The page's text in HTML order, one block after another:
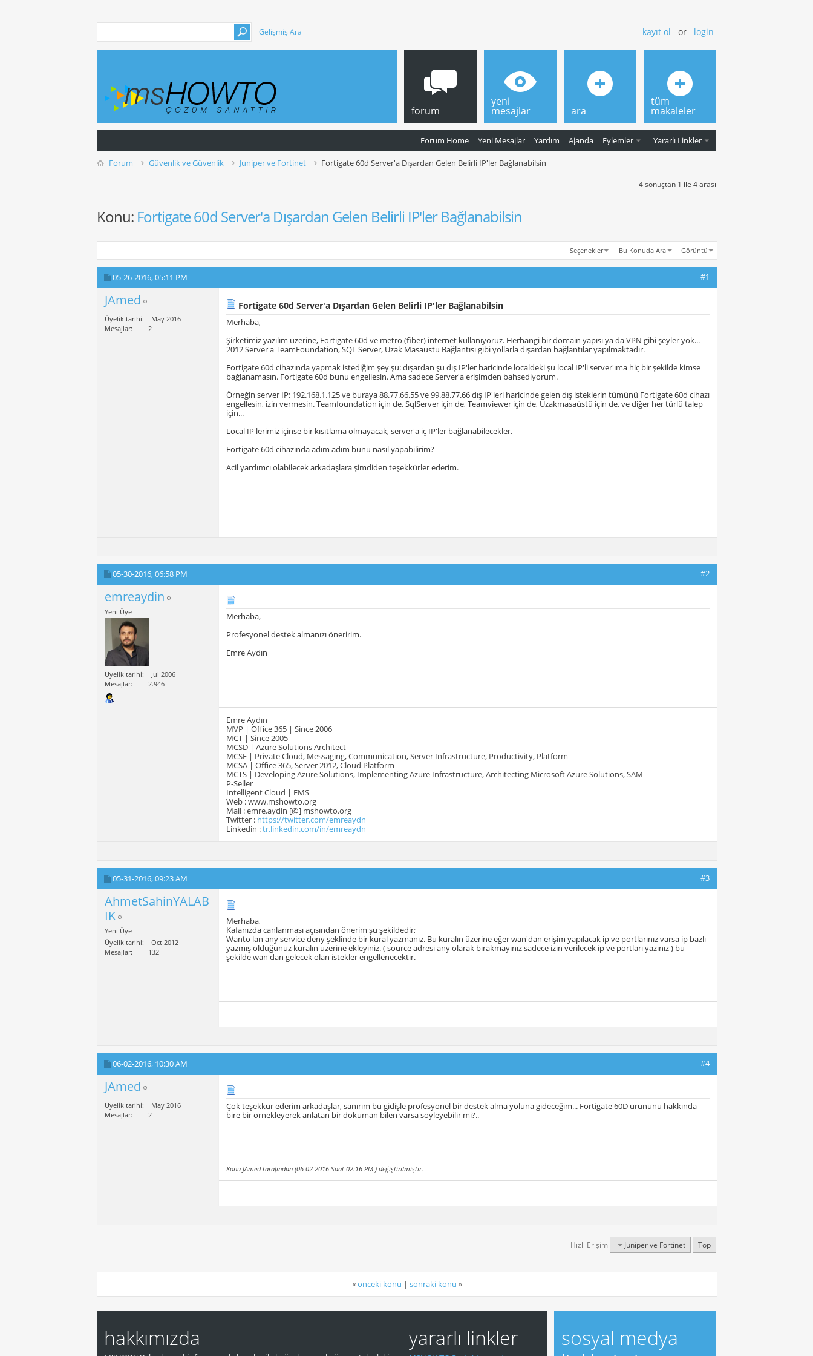
Gelişmiş Ara kayıt ol or login
forum
Forum Home Yeni Mesajlar Yardım Ajanda Eylemler Yararlı Linkler
yeni
mesajlar ara
tüm
makaleler
Forum Güvenlik ve Güvenlik Juniper ve Fortinet Fortigate 60d Server'a Dışardan Gelen Belirli IP'ler Bağlanabilsin
4 sonuçtan 1 ile 4 arası
Konu: Fortigate 60d Server'a Dışardan Gelen Belirli IP'ler Bağlanabilsin
Seçenekler Bu Konuda Ara Görüntü
05-26-2016,05:11 PM #1
JAmed
Üyelik tarihi
May 2016
Mesajlar
2
Fortigate 60d Server'a Dışardan Gelen Belirli IP'ler Bağlanabilsin
Merhaba,
Şirketimiz yazılım üzerine, Fortigate 60d ve metro (fiber) internet kullanıyoruz. Herhangi bir domain yapısı ya da VPN gibi şeyler yok...
2012 Server'a TeamFoundation, SQL Server, Uzak Masaüstü Bağlantısı gibi yollarla dışardan bağlantılar yapılmaktadır.
Fortigate 60d cihazında yapmak istediğim şey şu: dışardan şu dış IP'ler haricinde localdeki şu local IP'li server'ıma hiç bir şekilde kimse
bağlanamasın. Fortigate 60d bunu engellesin. Ama sadece Server'a erişimden bahsediyorum.
Örneğin server IP: 192.168.1.125 ve buraya 88.77.66.55 ve 99.88.77.66 dış IP'leri haricinde gelen dış isteklerin tümünü Fortigate 60d cihazı
engellesin, izin vermesin. Teamfoundation için de, SqlServer için de, Teamviewer için de, Uzakmasaüstü için de, ve diğer her türlü talep
için...
Local IP'lerimiz içinse bir kısıtlama olmayacak, server'a iç IP'ler bağlanabilecekler.
Fortigate 60d cihazında adım adım bunu nasıl yapabilirim?
Acil yardımcı olabilecek arkadaşlara şimdiden teşekkürler ederim.
05-30-2016,06:58 PM #2
emreaydin
Yeni Üye
Üyelik tarihi
Jul 2006
Mesajlar
2.946
Merhaba,
Profesyonel destek almanızı öneririm.
Emre Aydın
Emre Aydın
MVP | Office 365 | Since 2006
MCT | Since 2005
MCSD | Azure Solutions Architect
MCSE | Private Cloud, Messaging, Communication, Server Infrastructure, Productivity, Platform
MCSA | Office 365, Server 2012, Cloud Platform
MCTS | Developing Azure Solutions, Implementing Azure Infrastructure, Architecting Microsoft Azure Solutions, SAM
P-Seller
Intelligent Cloud | EMS
Web : www.mshowto.org
Mail : emre.aydin [@] mshowto.org
Twitter : https://twitter.com/emreaydn
Linkedin :tr.linkedin.com/in/emreaydn
05-31-2016,09:23 AM #3
AhmetSahinYALAB
IK
Yeni Üye
Üyelik tarihi
Oct 2012
Mesajlar
132
Merhaba,
Kafanızda canlanması açısından önerim şu şekildedir;
Wanto lan any service deny şeklinde bir kural yazmanız. Bu kuralın üzerine eğer wan'dan erişim yapılacak ip ve portlarınız varsa ip bazlı
yazmış olduğunuz kuralın üzerine ekleyiniz. ( source adresi any olarak bırakmayınız sadece izin verilecek ip ve portları yazınız ) bu
şekilde wan'dan gelecek olan istekler engellenecektir.
06-02-2016, 10:30 AM #4
JAmed
Üyelik tarihi
May 2016
Mesajlar
2
Çok teşekkür ederim arkadaşlar, sanırım bu gidişle profesyonel bir destek alma yoluna gideceğim... Fortigate 60D ürününü hakkında
bire bir örnekleyerek anlatan bir döküman bilen varsa söyleyebilir mi?..
Konu JAmed tarafından (06-02-2016 Saat 02:16 PM) değiştirilmiştir.
Hızlı Erişim Juniper ve Fortinet Top
«önceki konu | sonraki konu »
hakkımızda yararlı linkler
sosyal medya